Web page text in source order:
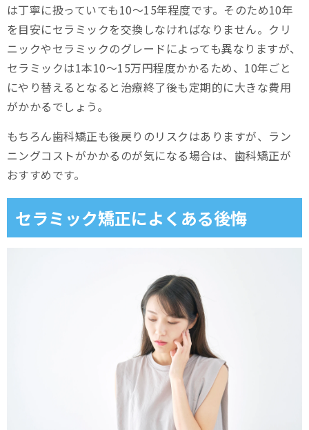
は丁寧に扱っていても10～15年程度です。そのため10年
を目安にセラミックを交換しなければなりません。クリ
ニックやセラミックのグレードによっても異なりますが、
セラミックは1本10～15万円程度かかるため、10年ごと
にやり替えるとなると治療終了後も定期的に大きな費用
がかかるでしょう。
もちろん歯科矯正も後戻りのリスクはありますが、ラン
ニングコストがかかるのが気になる場合は、歯科矯正が
おすすめです。
セラミック矯正によくある後悔